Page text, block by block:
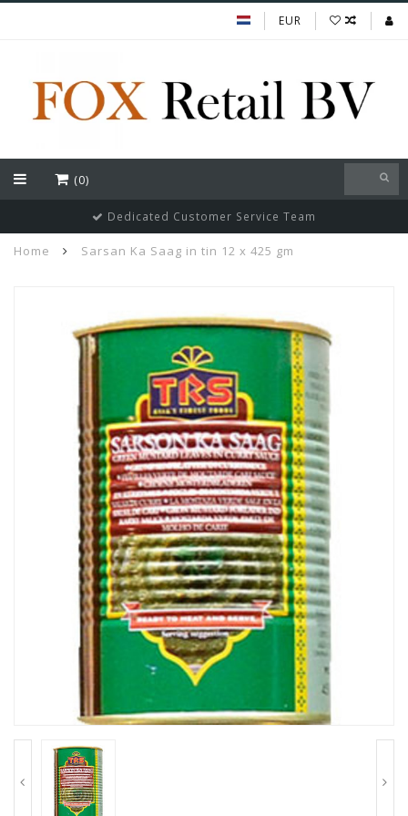
EUR
(0)
Dedicated Customer Service Team
Home Sarsan Ka Saag in tin 12 x 425 gm